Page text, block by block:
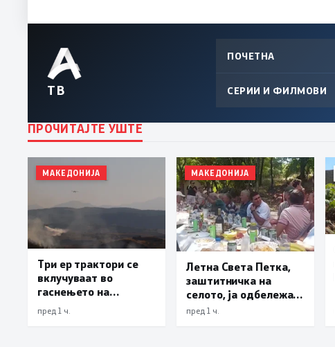
ТВ
ПОЧЕТНА
СЕРИИ И ФИЛМОВИ
ПРОЧИТАЈТЕ УШТЕ
МАКЕДОНИЈА
Три ер трактори се
вклучуваат во
гаснењето на
пожарот во Сопиште
пред 1 ч.
МАКЕДОНИЈА
Летна Света Петка,
заштитничка на
селото, ја одбележаа
Македонците во село
пред 1 ч.